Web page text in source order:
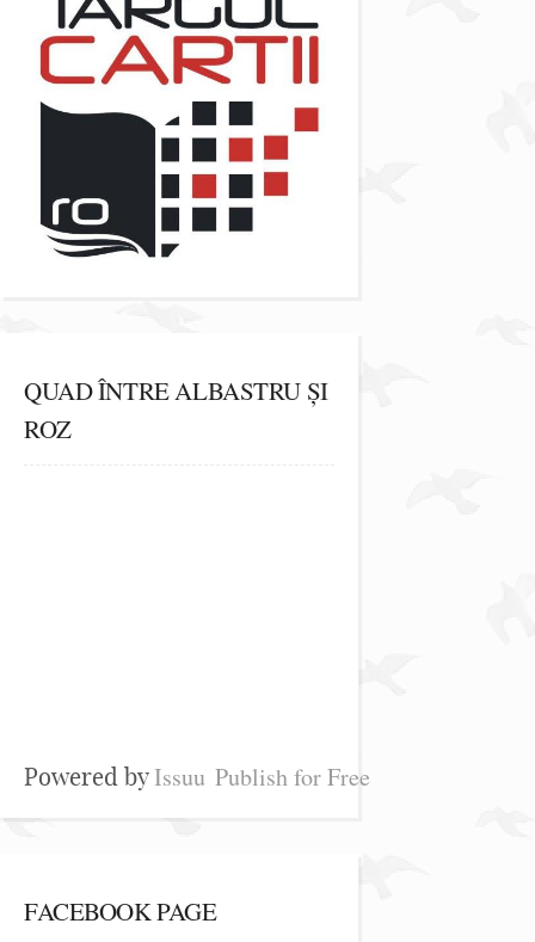
QUAD ÎNTRE ALBASTRU ȘI
ROZ
Powered byIssuu Publish for Free
FACEBOOK PAGE